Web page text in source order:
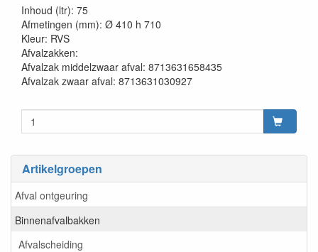
Artikelgroepen
Afval ontgeuring
Binnenafvalbakken
Afvalscheiding
Inhoud (ltr): 75
Afmetingen (mm): Ø 410 h 710
Kleur: RVS
Afvalzakken:
Afvalzak middelzwaar afval: 8713631658435
Afvalzak zwaar afval: 8713631030927